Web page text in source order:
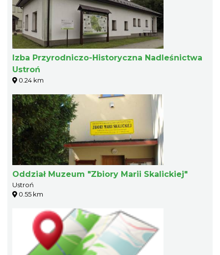
Izba Przyrodniczo-Historyczna Nadleśnictwa
Ustroń
0.24 km
Oddział Muzeum "Zbiory Marii Skalickiej"
Ustroń
0.55 km